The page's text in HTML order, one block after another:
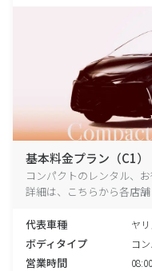
基本料金プラン（C1）
コンパクトのレンタル、
詳細は、こちらから各店舗
代表車種 ヤ
ボディタイプ コ
営業時間